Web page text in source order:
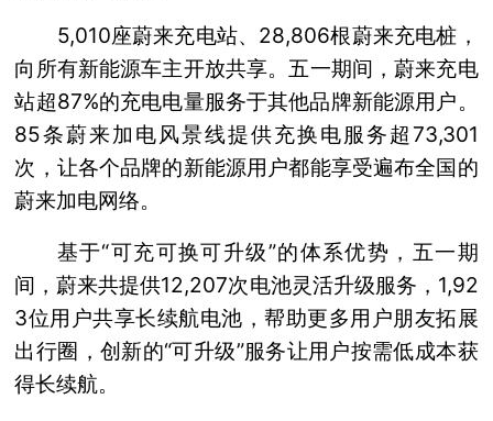
5,010座蔚来充电站、28,806根蔚来充电桩，
向所有新能源车主开放共享。五一期间，蔚来充电
站超87%的充电电量服务于其他品牌新能源用户。
85条蔚来加电风景线提供充换电服务超73,301
次，让各个品牌的新能源用户都能享受遍布全国的
蔚来加电网络。
基于“可充可换可升级”的体系优势，五一期
间，蔚来共提供12,207次电池灵活升级服务，1,92
3位用户共享长续航电池，帮助更多用户朋友拓展
出行圈，创新的“可升级”服务让用户按需低成本获
得长续航。